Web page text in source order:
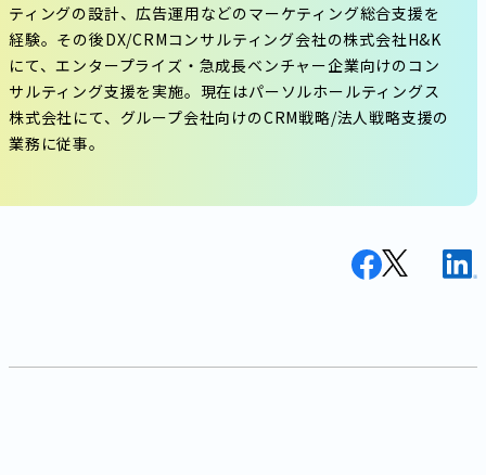
ティングの設計、広告運用などのマーケティング総合支援を
経験。その後DX/CRMコンサルティング会社の株式会社H&K
にて、エンタープライズ・急成長ベンチャー企業向けのコン
サルティング支援を実施。現在はパーソルホールティングス
株式会社にて、グループ会社向けのCRM戦略/法人戦略支援の
業務に従事。